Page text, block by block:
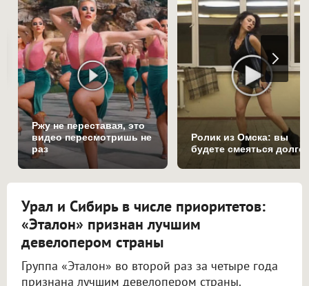
Ржу не переставая, это
видео пересмотришь не
раз
Ролик из Омска: вы
будете смеяться долго
Урал и Сибирь в числе приоритетов:
«Эталон» признан лучшим
девелопером страны
Группа «Эталон» во второй раз за четыре года
признана лучшим девелопером страны.